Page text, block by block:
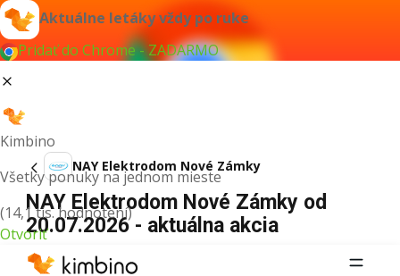
Aktuálne letáky vždy po ruke
Pridať do Chrome - ZADARMO
Kimbino
Všetky ponuky na jednom mieste
(14,1 tis. hodnotení)
Otvoriť
NAY Elektrodom Nové Zámky
NAY Elektrodom Nové Zámky od
20.07.2026 - aktuálna akcia